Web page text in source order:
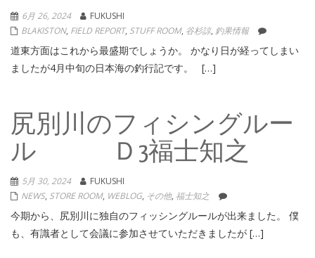
6月 26, 2024
FUKUSHI
BLAKISTON, FIELD REPORT, STUFF ROOM, 谷杉諒, 釣果情報
道東方面はこれから最盛期でしょうか。 かなり日が経ってしまい
ましたが4月中旬の日本海の釣行記です。 […]
尻別川のフィシングルー
ル Ｄ3福士知之
5月 30, 2024
FUKUSHI
NEWS, STORE ROOM, WEBLOG, その他, 福士知之
今期から、尻別川に独自のフィッシングルールが出来ました。 僕
も、有識者として会議に参加させていただきましたが […]